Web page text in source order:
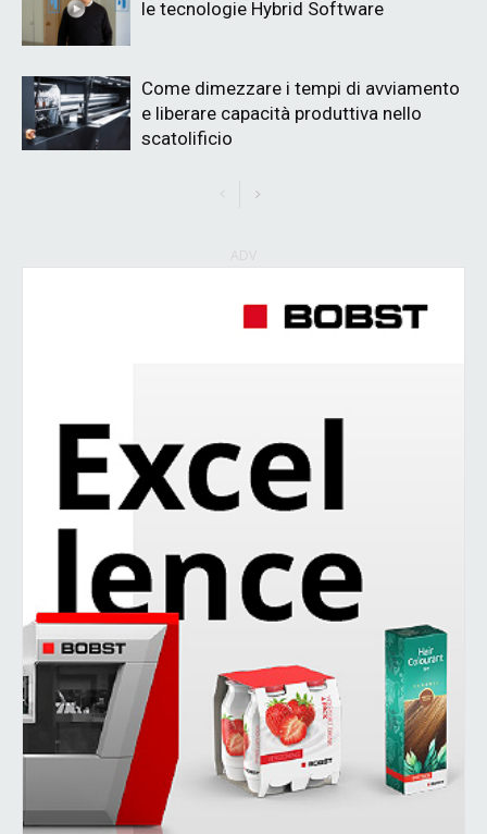
le tecnologie Hybrid Software
Come dimezzare i tempi di avviamento
e liberare capacità produttiva nello
scatolificio